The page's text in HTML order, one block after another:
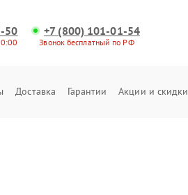
50 +7 (800) 101-01-54
Звонок бесплатный по РФ
Доставка Гарантии Акции и скидки